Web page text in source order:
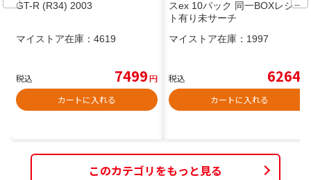
GT-R (R34) 2003
マイストア在庫： 4619
税込 7499円
カートに入れる
スex 10パック 同一BOXレシー
ト有り未サーチ
マイストア在庫： 1997
税込 6264
カートに入れる
このカテゴリをもっと見る